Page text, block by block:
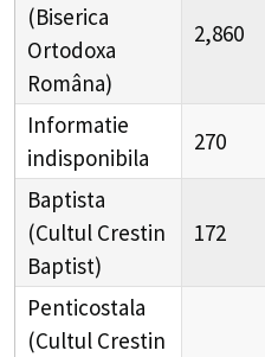
(Biserica
Ortodoxa
Româna)
2,860
Informatie
indisponibila
270
Baptista
(Cultul Crestin
Baptist)
172
Penticostala
(Cultul Crestin